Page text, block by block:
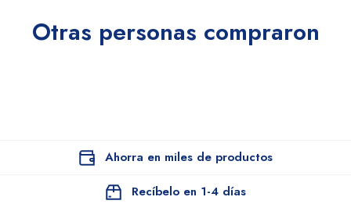
Otras personas compraron
Ahorra en miles de productos
Recíbelo en 1-4 días